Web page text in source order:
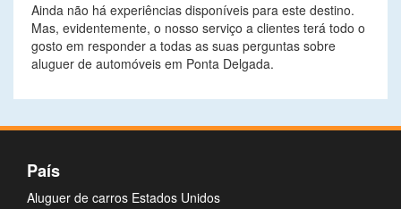
Ainda não há experiências disponíveis para este destino.
Mas, evidentemente, o nosso serviço a clientes terá todo o
gosto em responder a todas as suas perguntas sobre
aluguer de automóveis em Ponta Delgada.
País
Aluguer de carros Estados Unidos